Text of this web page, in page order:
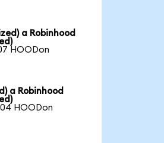
a Robinhood
HOODon
a Robinhood
HOODon